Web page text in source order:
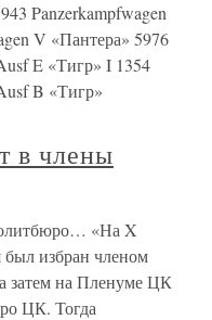
Panzerkampfwagen
V «Пантера» 5976
E «Тигр» I 1354
B «Тигр»
в члены
«На X
был избран членом
затем на Пленуме ЦК
ЦК. Тогда